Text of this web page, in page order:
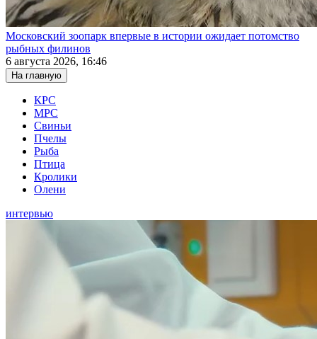
Московский зоопарк впервые в истории ожидает потомство
рыбных филинов
6 августа 2026, 16:46
На главную
КРС
МРС
Свиньи
Пчелы
Рыба
Птица
Кролики
Олени
интервью